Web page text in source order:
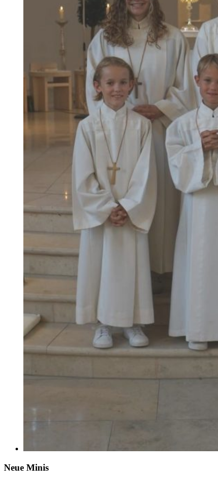
Neue Minis